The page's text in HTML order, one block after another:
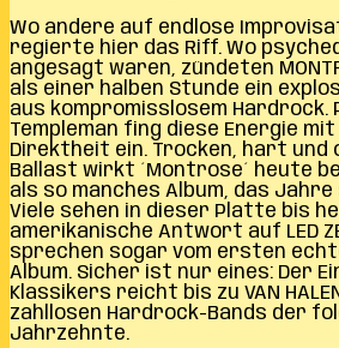
Wo andere auf endlose
regierte hier das Riff. Wo
angesagt waren, zündeten
als einer halben Stunde ein
aus kompromisslosem Hardrock.
Templeman fing diese Energie
Direktheit ein. Trocken, hart und
Ballast wirkt ´Montrose´ heute
als so manches Album, das
Viele sehen in dieser Platte bis
amerikanische Antwort auf LED
sprechen sogar vom ersten
Album. Sicher ist nur eines: Der
Klassikers reicht bis zu VAN
zahllosen Hardrock-Bands der
Jahrzehnte.